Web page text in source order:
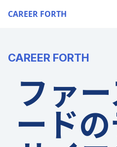
CAREER FORTH
CAREER FORTH
ファ
ード